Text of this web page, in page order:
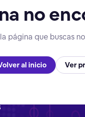
no
página que buscas
al inicio Ver